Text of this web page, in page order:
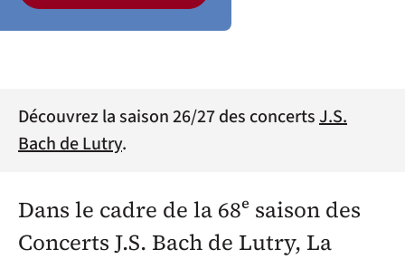
Découvrez la saison 26/27 des concertsJ.S.
Bach de Lutry.
Dans le cadre de la 68ᵉ saison des
Concerts J.S. Bach de Lutry, La